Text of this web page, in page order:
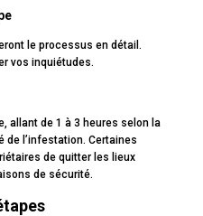
le processus en détail.
vos inquiétudes.
allant de 1 à 3 heures selon la
de l’infestation. Certaines
de quitter les lieux
de sécurité.